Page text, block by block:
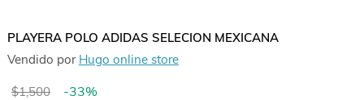
PLAYERA POLO ADIDAS SELECION MEXICANA
Vendido por Hugo online store
$1,500 -33%